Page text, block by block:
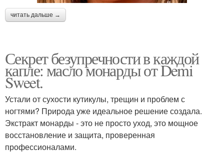
читать дальше →
Секрет безупречности в каждой
капле: масло монарды от Demi
Sweet.
Устали от сухости кутикулы, трещин и проблем с
ногтями? Природа уже идеальное решение создала.
Экстракт монарды - это не просто уход, это мощное
восстановление и защита, проверенная
профессионалами.